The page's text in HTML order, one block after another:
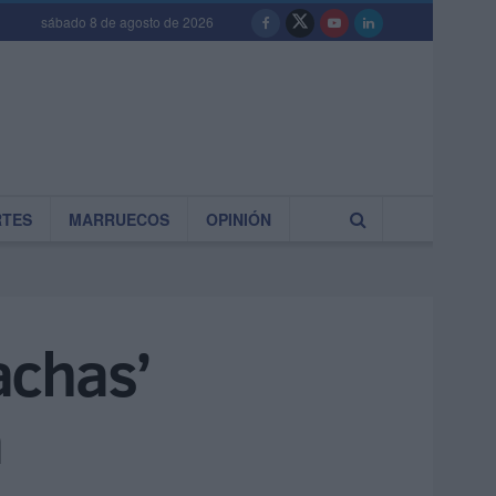
sábado 8 de agosto de 2026
MARRUECOS OPINIÓN